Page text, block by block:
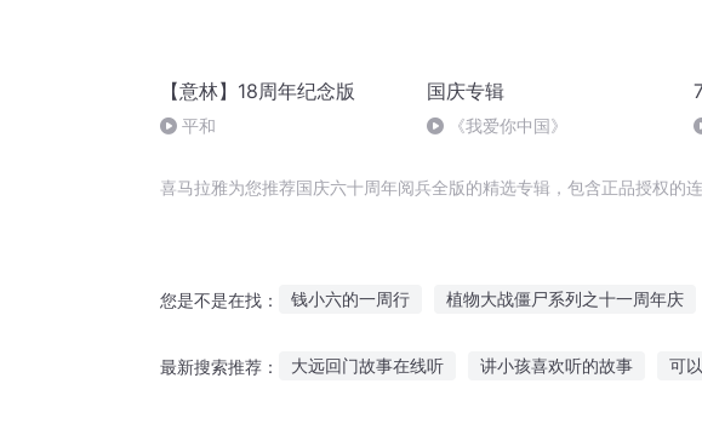
【意林】18周年纪念版
平和
国庆专辑
《我爱你中国》
喜马拉雅为您推荐国庆六十周年阅兵全版的精选专辑，包含正品授权的
您是不是在找： 钱小六的一周行 植物大战僵尸系列之十一周年庆
最新搜索推荐： 大远回门故事在线听 讲小孩喜欢听的故事 可